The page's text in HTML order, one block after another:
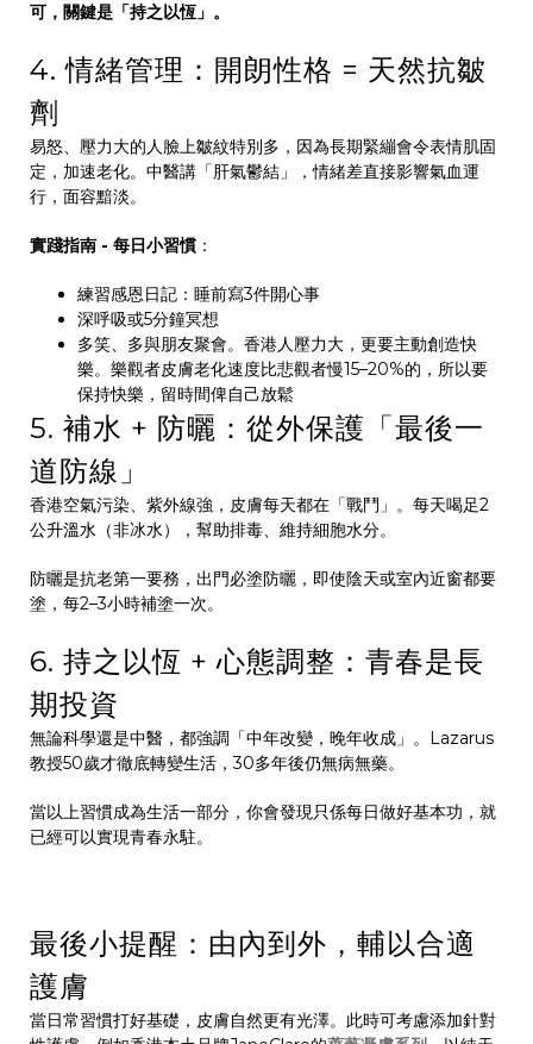
可，關鍵是「持之以恆」。
4. 情緒管理：開朗性格 = 天然抗皺
劑
易怒、壓力大的人臉上皺紋特別多，因為長期緊繃會令表情肌固
定，加速老化。中醫講「肝氣鬱結」，情緒差直接影響氣血運
行，面容黯淡。
實踐指南 - 每日小習慣 ：
練習感恩日記：睡前寫3件開心事
深呼吸或5分鐘冥想
多笑、多與朋友聚會。香港人壓力大，更要主動創造快
樂。樂觀者皮膚老化速度比悲觀者慢15–20%的，所以要
保持快樂，留時間俾自己放鬆
5. 補水 + 防曬：從外保護「最後一
道防線」
香港空氣污染、紫外線強，皮膚每天都在「戰鬥」。每天喝足2
公升溫水（非冰水），幫助排毒、維持細胞水分。
防曬是抗老第一要務，出門必塗防曬，即使陰天或室內近窗都要
塗，每2–3小時補塗一次。
6. 持之以恆 + 心態調整：青春是長
期投資
無論科學還是中醫，都強調「中年改變，晚年收成」。Lazarus
教授50歲才徹底轉變生活，30多年後仍無病無藥。
當以上習慣成為生活一部分，你會發現只係每日做好基本功，就
已經可以實現青春永駐。
最後小提醒：由內到外，輔以合適
護膚
當日常習慣打好基礎，皮膚自然更有光澤。此時可考慮添加針對